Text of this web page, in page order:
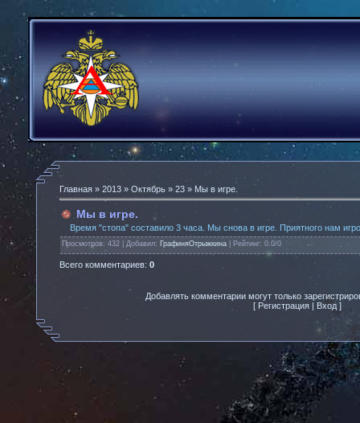
Главная » 2013 » Октябрь » 23 » Мы в игре.
Мы в игре.
Время "стопа" составило 3 часа. Мы снова в игре. Приятного нам
Просмотров: 432 | Добавил: ГрафиняОтрыжкина Рейтинг: 0.0/0
Всего комментариев: 0
Добавлять комментарии могут только
[ Регистрация | Вход ]